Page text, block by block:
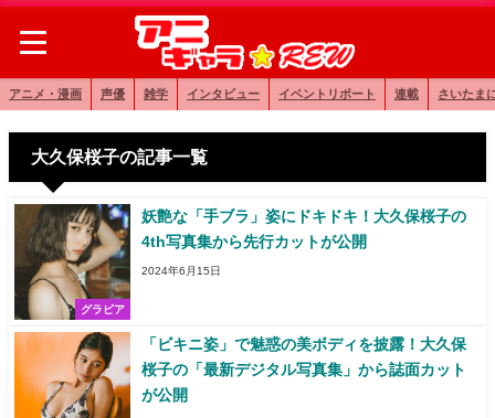
アニメ・漫画 声優 雑学 インタビュー イベントリポート 連載 さいたま
大久保桜子の記事一覧
グラビア
妖艶な「手ブラ」姿にドキドキ！大久保桜子の
4th写真集から先行カットが公開
2024年6月15日
「ビキニ姿」で魅惑の美ボディを披露！大久保
桜子の「最新デジタル写真集」から誌面カット
が公開